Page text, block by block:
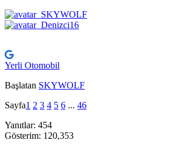
Yerli Otomobil
Başlatan SKYWOLF
Sayfa1 2 3 4 5 6 ... 46
Yanıtlar: 454
Gösterim: 120,353